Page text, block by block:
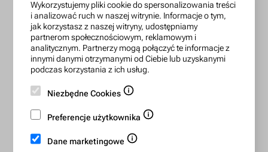
Pisząc w sprawie swojego zamówienia podaj w tytule
wiadomości numer, który otrzymałeś w potwierdzeniu.
Konto bankowe:
15 1140 2004 0000 3702 7470 6466
BIC/SWIFT: BREXPLPWMBK
Bezpieczne płatności:
Wykorzystujemy pliki cookie do spersonalizowania treści
i analizować ruch w naszej witrynie. Informacje o tym,
jak korzystasz z naszej witryny, udostępniamy
partnerom społecznościowym, reklamowym i
analitycznym. Partnerzy mogą połączyć te informacje z
innymi danymi otrzymanymi od Ciebie lub uzyskanymi
podczas korzystania z ich usług.
Niezbędne Cookies
Preferencje użytkownika
Dane marketingowe